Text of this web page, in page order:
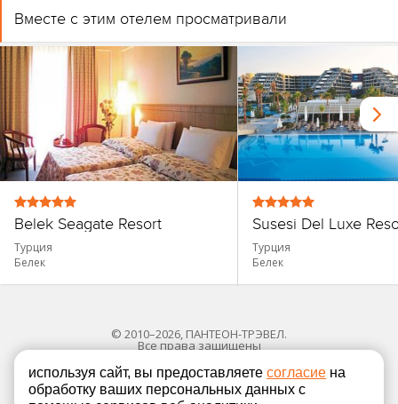
Вместе с этим отелем просматривали
Belek Seagate Resort
Турция
Белек
Турция
Белек
© 2010–2026, ПАНТЕОН-ТРЭВЕЛ.
Все права защищены
используя сайт, вы предоставляете согласие на
обработку ваших персональных данных с